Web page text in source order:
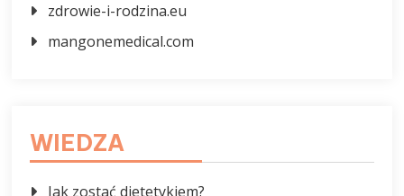
zdrowie-i-rodzina.eu
mangonemedical.com
WIEDZA
Jak zostać dietetykiem?